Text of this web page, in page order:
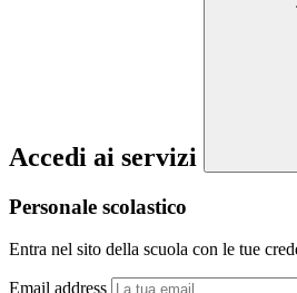
Accedi ai servizi
Personale scolastico
Entra nel sito della scuola con le tue
Email address